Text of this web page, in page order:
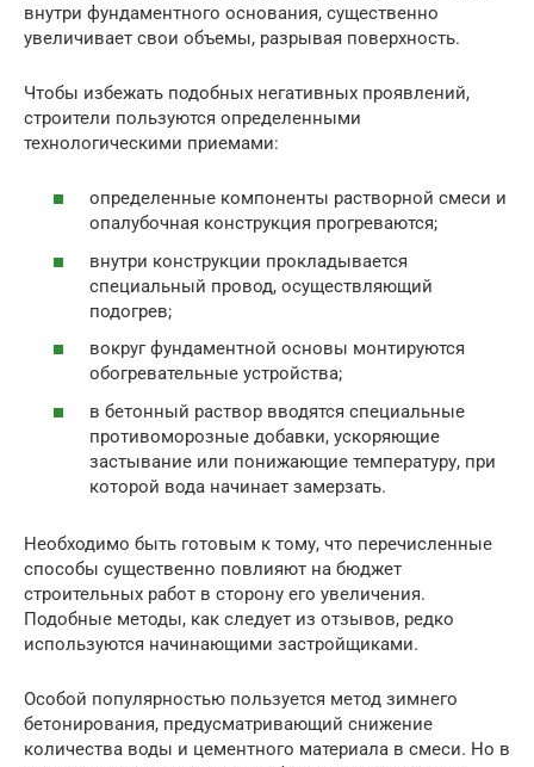
внутри фундаментного основания, существенно
увеличивает свои объемы, разрывая поверхность.
Чтобы избежать подобных негативных проявлений,
строители пользуются определенными
технологическими приемами:
определенные компоненты растворной смеси и
опалубочная конструкция прогреваются;
внутри конструкции прокладывается
специальный провод, осуществляющий
подогрев;
вокруг фундаментной основы монтируются
обогревательные устройства;
в бетонный раствор вводятся специальные
противоморозные добавки, ускоряющие
застывание или понижающие температуру, при
которой вода начинает замерзать.
Необходимо быть готовым к тому, что перечисленные
способы существенно повлияют на бюджет
строительных работ в сторону его увеличения.
Подобные методы, как следует из отзывов, редко
используются начинающими застройщиками.
Особой популярностью пользуется метод зимнего
бетонирования, предусматривающий снижение
количества воды и цементного материала в смеси. Но в